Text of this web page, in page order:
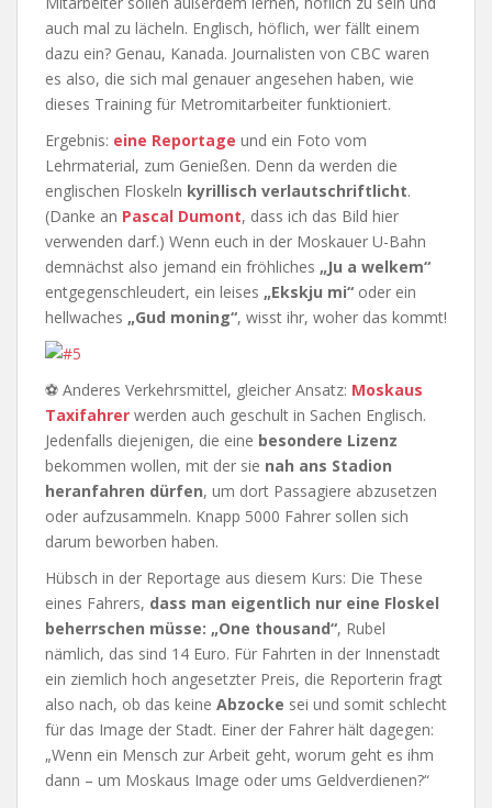
auch mal zu lächeln. Englisch, höflich, wer fällt einem
dazu ein? Genau, Kanada. Journalisten von CBC waren
es also, die sich mal genauer angesehen haben, wie
dieses Training für Metromitarbeiter funktioniert.
Ergebnis: eine Reportage und ein Foto vom
Lehrmaterial, zum Genießen. Denn da werden die
englischen Floskeln kyrillisch verlautschriftlicht.
(Danke an Pascal Dumont, dass ich das Bild hier
verwenden darf.) Wenn euch in der Moskauer U-Bahn
demnächst also jemand ein fröhliches „Ju a welkem“
entgegenschleudert, ein leises „Ekskju mi“ oder ein
hellwaches „Gud moning“, wisst ihr, woher das kommt!
⚽ Anderes Verkehrsmittel, gleicher Ansatz: Moskaus
Taxifahrer werden auch geschult in Sachen Englisch.
Jedenfalls diejenigen, die eine besondere Lizenz
bekommen wollen, mit der sie nah ans Stadion
heranfahren dürfen, um dort Passagiere abzusetzen
oder aufzusammeln. Knapp 5000 Fahrer sollen sich
darum beworben haben.
Hübsch in der Reportage aus diesem Kurs: Die These
eines Fahrers, dass man eigentlich nur eine Floskel
beherrschen müsse: „One thousand“, Rubel
nämlich, das sind 14 Euro. Für Fahrten in der Innenstadt
ein ziemlich hoch angesetzter Preis, die Reporterin fragt
also nach, ob das keine Abzocke sei und somit schlecht
für das Image der Stadt. Einer der Fahrer hält dagegen:
„Wenn ein Mensch zur Arbeit geht, worum geht es ihm
dann – um Moskaus Image oder ums Geldverdienen?“